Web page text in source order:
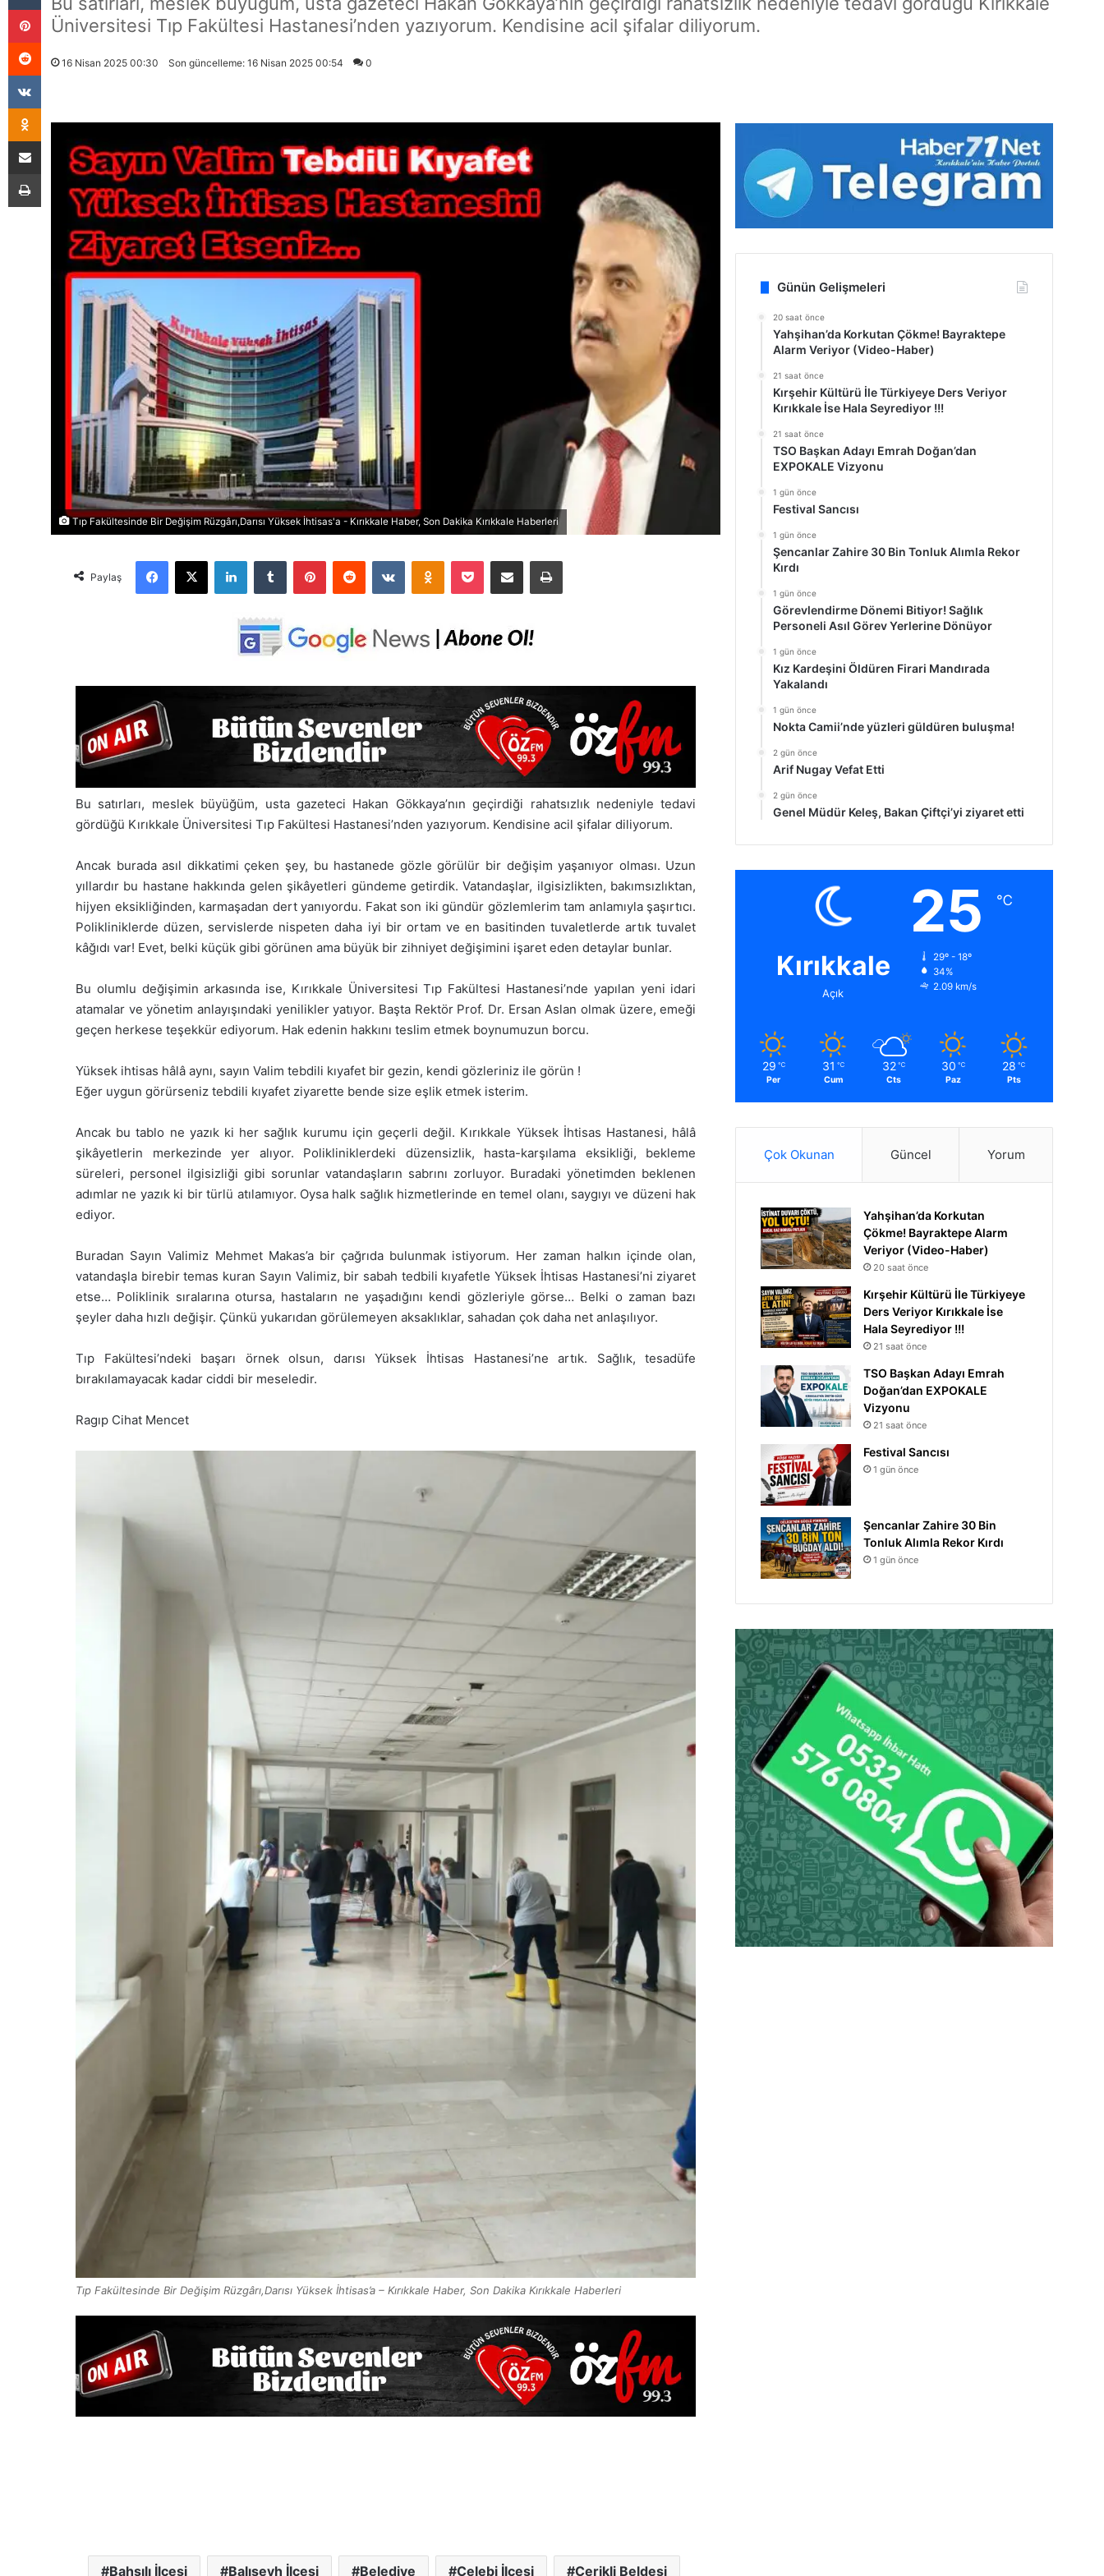
Üniversitesi Tıp Fakültesi Hastanesi’nden yazıyorum. Kendisine acil şifalar diliyorum.
16 Nisan 2025 00:30 Son güncelleme: 16 Nisan 2025 00:54 0
Tıp Fakültesinde Bir Değişim Rüzgârı,Darısı Yüksek İhtisas'a - Kırıkkale Haber, Son Dakika Kırıkkale Haberleri
Paylaş
Bu satırları, meslek büyüğüm, usta gazeteci Hakan Gökkaya’nın geçirdiği rahatsızlık nedeniyle tedavi
gördüğü Kırıkkale Üniversitesi Tıp Fakültesi Hastanesi’nden yazıyorum. Kendisine acil şifalar diliyorum.
Ancak burada asıl dikkatimi çeken şey, bu hastanede gözle görülür bir değişim yaşanıyor olması. Uzun
yıllardır bu hastane hakkında gelen şikâyetleri gündeme getirdik. Vatandaşlar, ilgisizlikten, bakımsızlıktan,
hijyen eksikliğinden, karmaşadan dert yanıyordu. Fakat son iki gündür gözlemlerim tam anlamıyla şaşırtıcı.
Polikliniklerde düzen, servislerde nispeten daha iyi bir ortam ve en basitinden tuvaletlerde artık tuvalet
kâğıdı var! Evet, belki küçük gibi görünen ama büyük bir zihniyet değişimini işaret eden detaylar bunlar.
Bu olumlu değişimin arkasında ise, Kırıkkale Üniversitesi Tıp Fakültesi Hastanesi’nde yapılan yeni idari
atamalar ve yönetim anlayışındaki yenilikler yatıyor. Başta Rektör Prof. Dr. Ersan Aslan olmak üzere, emeği
geçen herkese teşekkür ediyorum. Hak edenin hakkını teslim etmek boynumuzun borcu.
Yüksek ihtisas hâlâ aynı, sayın Valim tebdili kıyafet bir gezin, kendi gözleriniz ile görün !
Eğer uygun görürseniz tebdili kıyafet ziyarette bende size eşlik etmek isterim.
Ancak bu tablo ne yazık ki her sağlık kurumu için geçerli değil. Kırıkkale Yüksek İhtisas Hastanesi, hâlâ
şikâyetlerin merkezinde yer alıyor. Polikliniklerdeki düzensizlik, hasta-karşılama eksikliği, bekleme
süreleri, personel ilgisizliği gibi sorunlar vatandaşların sabrını zorluyor. Buradaki yönetimden beklenen
adımlar ne yazık ki bir türlü atılamıyor. Oysa halk sağlık hizmetlerinde en temel olanı, saygıyı ve düzeni hak
ediyor.
Buradan Sayın Valimiz Mehmet Makas’a bir çağrıda bulunmak istiyorum. Her zaman halkın içinde olan,
vatandaşla birebir temas kuran Sayın Valimiz, bir sabah tedbili kıyafetle Yüksek İhtisas Hastanesi’ni ziyaret
etse… Poliklinik sıralarına otursa, hastaların ne yaşadığını kendi gözleriyle görse… Belki o zaman bazı
şeyler daha hızlı değişir. Çünkü yukarıdan görülemeyen aksaklıklar, sahadan çok daha net anlaşılıyor.
Tıp Fakültesi’ndeki başarı örnek olsun, darısı Yüksek İhtisas Hastanesi’ne artık. Sağlık, tesadüfe
bırakılamayacak kadar ciddi bir meseledir.
Ragıp Cihat Mencet
Tıp Fakültesinde Bir Değişim Rüzgârı,Darısı Yüksek İhtisas’a – Kırıkkale Haber, Son Dakika Kırıkkale Haberleri
Bahşılı İlçesi Balışeyh İlçesi Belediye Çelebi İlçesi Çerikli Beldesi
Günün Gelişmeleri
20 saat önce
Yahşihan’da Korkutan Çökme! Bayraktepe
Alarm Veriyor (Video-Haber)
21 saat önce
Kırşehir Kültürü İle Türkiyeye Ders Veriyor
Kırıkkale İse Hala Seyrediyor !!!
21 saat önce
TSO Başkan Adayı Emrah Doğan’dan
EXPOKALE Vizyonu
1 gün önce
Festival Sancısı
1 gün önce
Şencanlar Zahire 30 Bin Tonluk Alımla Rekor
Kırdı
1 gün önce
Görevlendirme Dönemi Bitiyor! Sağlık
Personeli Asıl Görev Yerlerine Dönüyor
1 gün önce
Kız Kardeşini Öldüren Firari Mandırada
Yakalandı
1 gün önce
Nokta Camii’nde yüzleri güldüren buluşma!
2 gün önce
Arif Nugay Vefat Etti
2 gün önce
Genel Müdür Keleş, Bakan Çiftçi’yi ziyaret etti
Kırıkkale
Açık
25 ℃
29º - 18º
34%
2.09 km/s
29 ℃
Per
31 ℃
Cum
32 ℃
Cts
30 ℃
Paz
28 ℃
Pts
Çok Okunan Güncel Yorum
Yahşihan’da Korkutan
Çökme! Bayraktepe Alarm
Veriyor (Video-Haber)
20 saat önce
Kırşehir Kültürü İle Türkiyeye
Ders Veriyor Kırıkkale İse
Hala Seyrediyor !!!
21 saat önce
TSO Başkan Adayı Emrah
Doğan’dan EXPOKALE
Vizyonu
21 saat önce
Festival Sancısı
1 gün önce
Şencanlar Zahire 30 Bin
Tonluk Alımla Rekor Kırdı
1 gün önce
Pinterest
Yazdır